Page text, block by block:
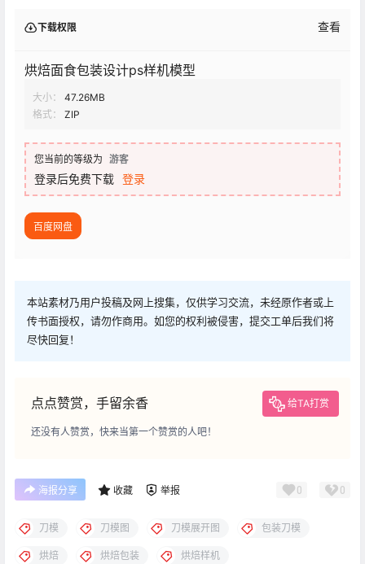
下载权限 查看
烘焙面食包装设计ps样机模型
大小：
47.26MB
格式：
ZIP
您当前的等级为 游客
登录后免费下载 登录
百度网盘
本站素材乃用户投稿及网上搜集，仅供学习交流，未经原作者或上
传书面授权，请勿作商用。如您的权利被侵害，提交工单后我们将
尽快回复！
点点赞赏，手留余香 给TA打赏
还没有人赞赏，快来当第一个赞赏的人吧！
海报分享 收藏 举报 0 0
刀模 刀模图 刀模展开图 包装刀模
烘焙 烘焙包装 烘焙样机